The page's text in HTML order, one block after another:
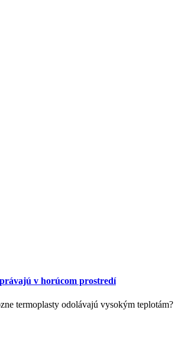
v horúcom prostredí
termoplasty odolávajú vysokým